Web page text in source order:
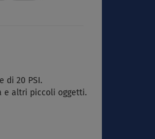
di 20 PSI.
e altri piccoli oggetti.